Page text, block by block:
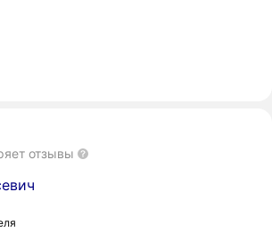
отзывы